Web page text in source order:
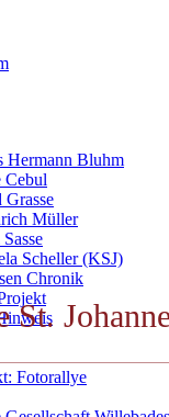
Hermann Bluhm
Cebul
Grasse
Müller
Scheller (KSJ)
Chronik
Fotorallye
St.